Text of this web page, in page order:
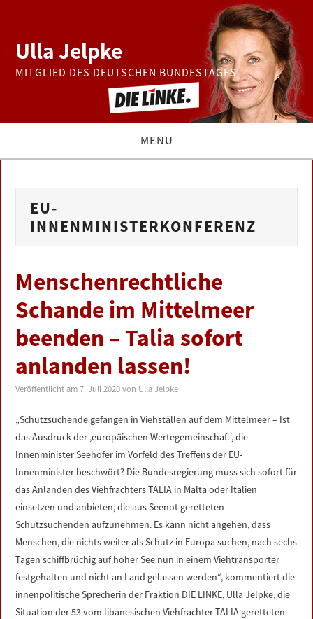
Ulla Jelpke
MITGLIED DES DEUTSCHEN BUNDESTAGES
MENU
BUNDESTAG
PRESSE
ZUR PERSON
LINKS
DATENSCHUTZERKLÄRUNG
EU-
INNENMINISTERKONFERENZ
Menschenrechtliche
Schande im Mittelmeer
beenden – Talia sofort
anlanden lassen!
Veröffentlicht am7. Juli 2020 von Ulla Jelpke
„Schutzsuchende gefangen in Viehställen auf dem Mittelmeer – Ist
das Ausdruck der ‚europäischen Wertegemeinschaft‘, die
Innenminister Seehofer im Vorfeld des Treffens der EU-
Innenminister beschwört? Die Bundesregierung muss sich sofort für
das Anlanden des Viehfrachters TALIA in Malta oder Italien
einsetzen und anbieten, die aus Seenot geretteten
Schutzsuchenden aufzunehmen. Es kann nicht angehen, dass
Menschen, die nichts weiter als Schutz in Europa suchen, nach sechs
Tagen schiffbrüchig auf hoher See nun in einem Viehtransporter
festgehalten und nicht an Land gelassen werden“, kommentiert die
innenpolitische Sprecherin der Fraktion DIE LINKE, Ulla Jelpke, die
Situation der 53 vom libanesischen Viehfrachter TALIA geretteten